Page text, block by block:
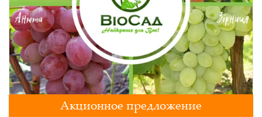
Акционное предложение